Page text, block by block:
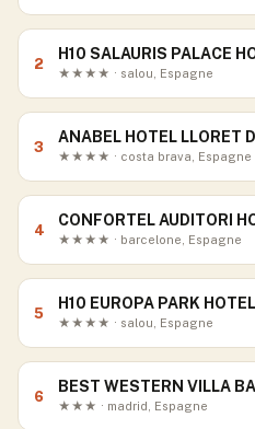
2
H10 SALAURIS PALACE
★★★★ · salou, Espagne
3
ANABEL HOTEL LLORET
★★★★ · costa brava, Espagne
4
CONFORTEL AUDITORI
★★★★ · barcelone, Espagne
5
H10 EUROPA PARK
★★★★ · salou, Espagne
6
BEST WESTERN VILLA
★★★ · madrid, Espagne